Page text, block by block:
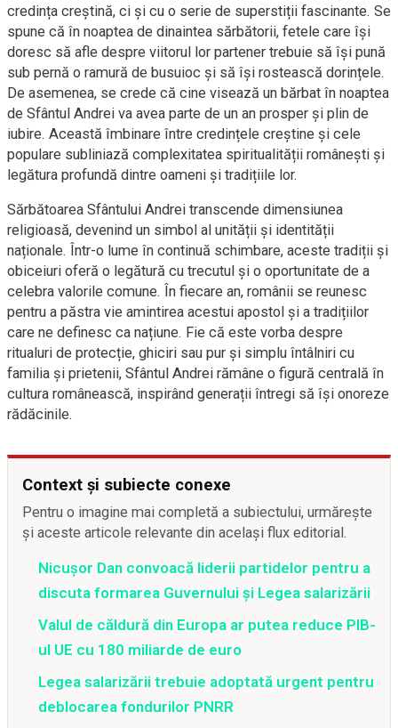
credința creștină, ci și cu o serie de superstiții fascinante. Se
spune că în noaptea de dinaintea sărbătorii, fetele care își
doresc să afle despre viitorul lor partener trebuie să își pună
sub pernă o ramură de busuioc și să își rostească dorințele.
De asemenea, se crede că cine visează un bărbat în noaptea
de Sfântul Andrei va avea parte de un an prosper și plin de
iubire. Această îmbinare între credințele creștine și cele
populare subliniază complexitatea spiritualității românești și
legătura profundă dintre oameni și tradițiile lor.
Sărbătoarea Sfântului Andrei transcende dimensiunea
religioasă, devenind un simbol al unității și identității
naționale. Într-o lume în continuă schimbare, aceste tradiții și
obiceiuri oferă o legătură cu trecutul și o oportunitate de a
celebra valorile comune. În fiecare an, românii se reunesc
pentru a păstra vie amintirea acestui apostol și a tradițiilor
care ne definesc ca națiune. Fie că este vorba despre
ritualuri de protecție, ghiciri sau pur și simplu întâlniri cu
familia și prietenii, Sfântul Andrei rămâne o figură centrală în
cultura românească, inspirând generații întregi să își onoreze
rădăcinile.
Context și subiecte conexe
Pentru o imagine mai completă a subiectului, urmărește
și aceste articole relevante din același flux editorial.
Nicușor Dan convoacă liderii partidelor pentru a
discuta formarea Guvernului și Legea salarizării
Valul de căldură din Europa ar putea reduce PIB-
ul UE cu 180 miliarde de euro
Legea salarizării trebuie adoptată urgent pentru
deblocarea fondurilor PNRR